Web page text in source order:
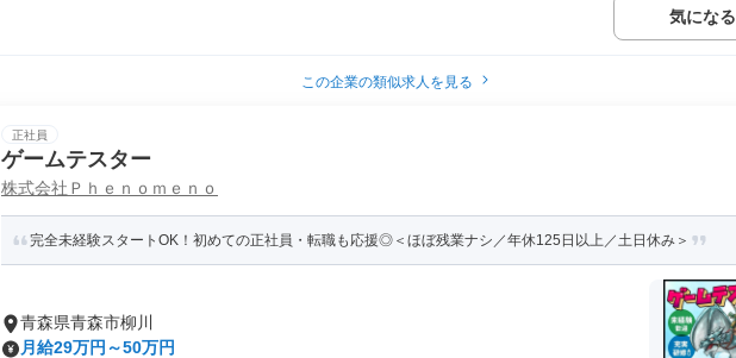
気になる
この企業の類似求人を見る
正社員
ゲームテスター
株式会社Ｐｈｅｎｏｍｅｎｏ
完全未経験スタートOK！初めての正社員・転職も応援◎＜ほぼ残業ナシ／年休125日以上／土日休み＞
青森県青森市柳川
月給29万円～50万円